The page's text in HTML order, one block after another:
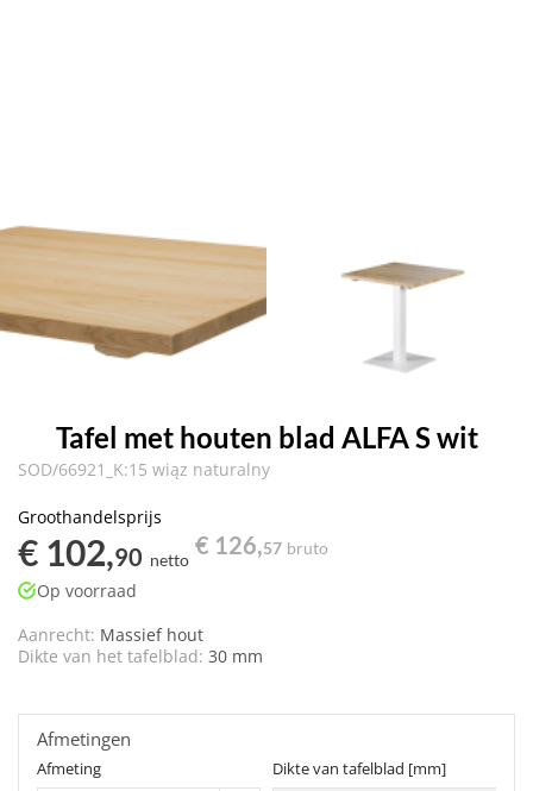
Tafel met houten blad ALFA S wit
SOD/66921_K:15 wiąz naturalny
Groothandelsprijs
€ 102,90 netto
€ 126,57 bruto
Op voorraad
Aanrecht: Massief hout
Dikte van het tafelblad: 30 mm
Afmeting Dikte van tafelblad [mm]
Afmetingen